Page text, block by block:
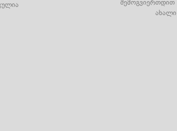
შემოგვიერთდით
ახალი